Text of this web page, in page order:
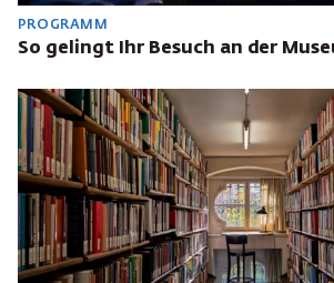
PROGRAMM
So gelingt Ihr Besuch an der